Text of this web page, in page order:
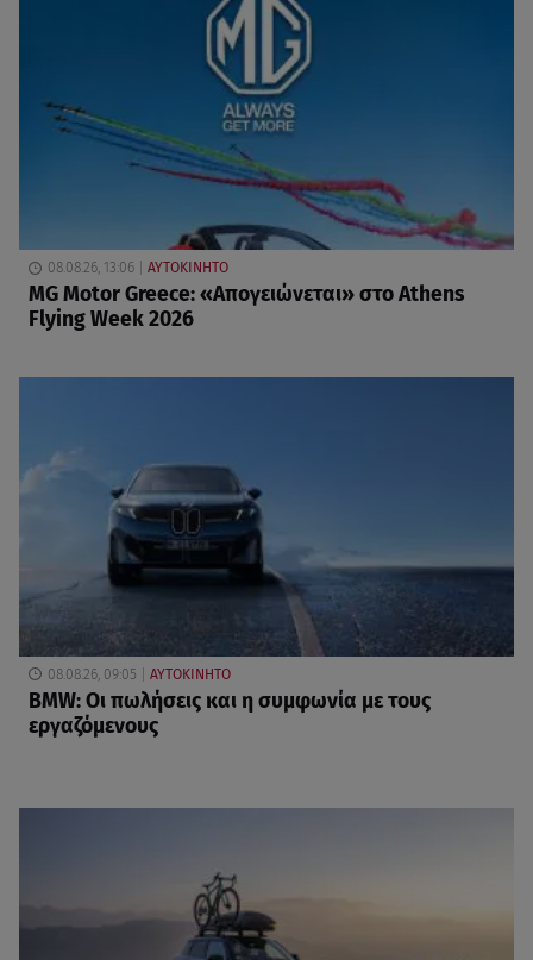
08.08.26, 13:06 ΑΥΤΟΚΙΝΗΤΟ
MG Motor Greece: «Απογειώνεται» στο Athens
Flying Week 2026
08.08.26, 09:05 ΑΥΤΟΚΙΝΗΤΟ
BMW: Οι πωλήσεις και η συμφωνία με τους
εργαζόμενους